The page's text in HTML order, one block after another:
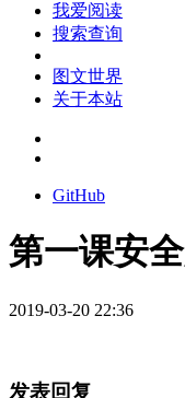
我爱阅读
搜索查询
图文世界
关于本站
GitHub
第一课安
2019-03-20 22:36
发表回复